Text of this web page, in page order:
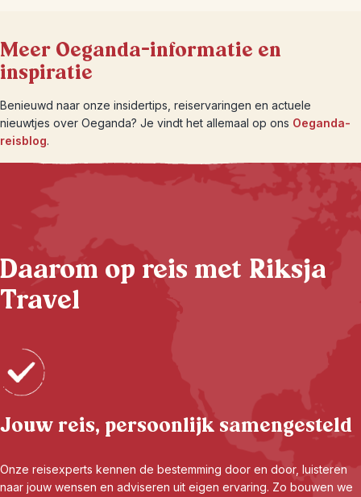
Meer Oeganda-informatie en
inspiratie
Benieuwd naar onze insidertips, reiservaringen en actuele
nieuwtjes over Oeganda? Je vindt het allemaal op ons Oeganda-
reisblog.
Daarom op reis met Riksja
Travel
Jouw reis, persoonlijk samengesteld
Onze reisexperts kennen de bestemming door en door, luisteren
naar jouw wensen en adviseren uit eigen ervaring. Zo bouwen we